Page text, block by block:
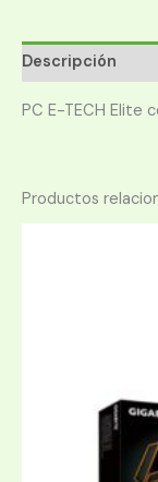
Descripción
PC E-TECH Elite
Productos